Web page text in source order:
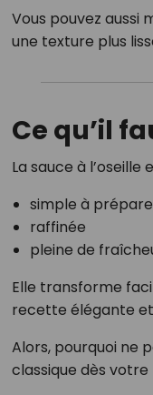
Vous pouvez aussi
une texture plus
Ce qu’il
La sauce à l’oseille
simple à
raffinée
pleine de
Elle transforme
recette élégante
Alors, pourquoi ne
classique dès